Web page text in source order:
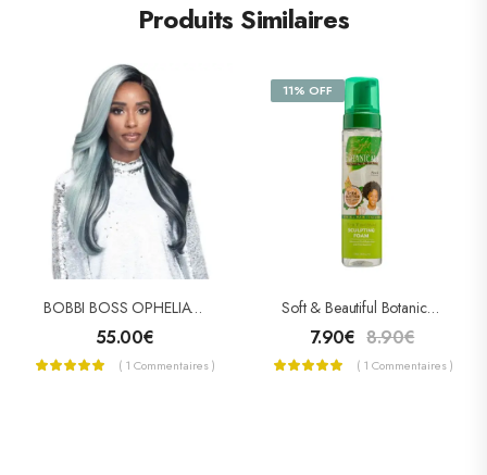
Produits Similaires
BOBBI BOSS OPHELIA Perruque Lace Frontale
55.00€
( 1 Commentaires )
11% OFF
Soft & Beautiful Botanicals Mousse Coiffante 251ml
7.90€ 8.90€
( 1 Commentaires )